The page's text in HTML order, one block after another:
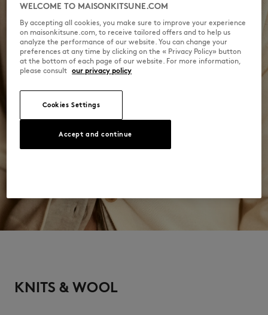
KNITS & WOOL
WELCOME TO MAISONKITSUNE.COM
By accepting all cookies, you make sure to improve your experience
on maisonkitsune.com, to receive tailored offers and to help us
analyze the performance of our website. You can change your
preferences at any time by clicking on the « Privacy Policy» button
at the bottom of each page of our website. For more information,
please consult our privacy policy
Cookies Settings
Accept and continue